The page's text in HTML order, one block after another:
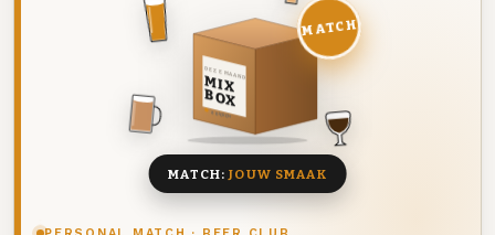
DEZE MAAND
MIX
BOX
8 BIEREN
MATCH
MATCH:JOUW SMAAK